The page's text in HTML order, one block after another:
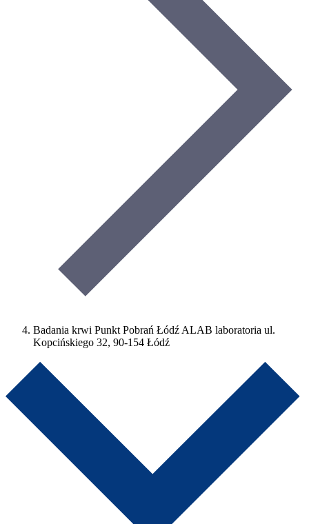
Badania krwi Punkt Pobrań Łódź ALAB laboratoria ul.
Kopcińskiego 32, 90-154 Łódź